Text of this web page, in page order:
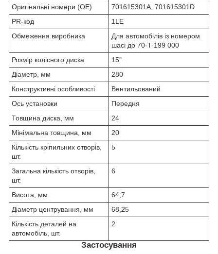
Оригінальні номери (OE)
701615301A, 701615301D
PR-код
1LE
Обмеження виробника
Для автомобілів із номером
шасі до 70-T-199 000
Розмір колісного диска
15"
Діаметр, мм
280
Конструктивні особливості
Вентильований
Ось установки
Передня
Товщина диска, мм
24
Мінімальна товщина, мм
20
Кількість кріпильних отворів,
шт.
5
Загальна кількість отворів,
шт.
6
Висота, мм
64,7
Діаметр центрування, мм
68,25
Кількість деталей на
автомобіль, шт.
2
Застосування